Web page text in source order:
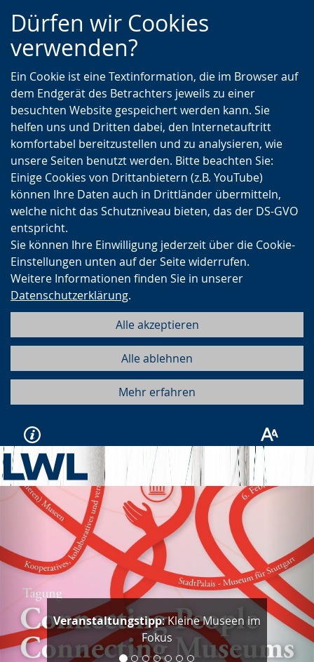
Zur
Hauptnavigation
Zur
Seitennavigation
Zum
Inhalt
Dürfen wir Cookies
verwenden?
Ein Cookie ist eine Textinformation, die im Browser auf
dem Endgerät des Betrachters jeweils zu einer
besuchten Website gespeichert werden kann. Sie
helfen uns und Dritten dabei, den Internetauftritt
komfortabel bereitzustellen und zu analysieren, wie
unsere Seiten benutzt werden. Bitte beachten Sie:
Einige Cookies von Drittanbietern (z.B. YouTube)
können Ihre Daten auch in Drittländer übermitteln,
welche nicht das Schutzniveau bieten, das der DS-GVO
entspricht.
Sie können Ihre Einwilligung jederzeit über die Cookie-
Einstellungen unten auf der Seite widerrufen.
Weitere Informationen finden Sie in unserer
Datenschutzerklärung.
Alle akzeptieren
Alle ablehnen
Mehr erfahren
Veranstaltungstipp: Kleine Museen im
Fokus
Vorherige